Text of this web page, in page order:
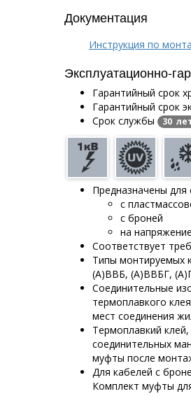
Документация
Инструкция по
Эксплуатационно-
Гарантийный срок
Гарантийный срок
Срок службы 30
Предназначены для
с
с броней
на
Соответствует
Типы
(А)ВВБ, (А)ВВБГ,
Соединительные
термоплавкого
мест соединения
Термоплавкий
соединительных
муфты после
Для кабелей с
Комплект муфты